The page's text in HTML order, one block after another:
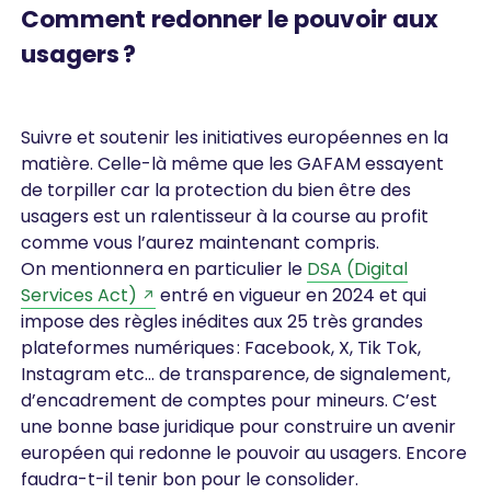
Comment redonner le pouvoir aux
usagers ?
Suivre et soutenir les initiatives européennes en la
matière. Celle-là même que les GAFAM essayent
de torpiller car la protection du bien être des
usagers est un ralentisseur à la course au profit
comme vous l’aurez maintenant compris.
On mentionnera en particulier le DSA (Digital
Services Act)
entré en vigueur en 2024 et qui
impose des règles inédites aux 25 très grandes
plateformes numériques : Facebook, X, Tik Tok,
Instagram etc… de transparence, de signalement,
d’encadrement de comptes pour mineurs. C’est
une bonne base juridique pour construire un avenir
européen qui redonne le pouvoir au usagers. Encore
faudra-t-il tenir bon pour le consolider.